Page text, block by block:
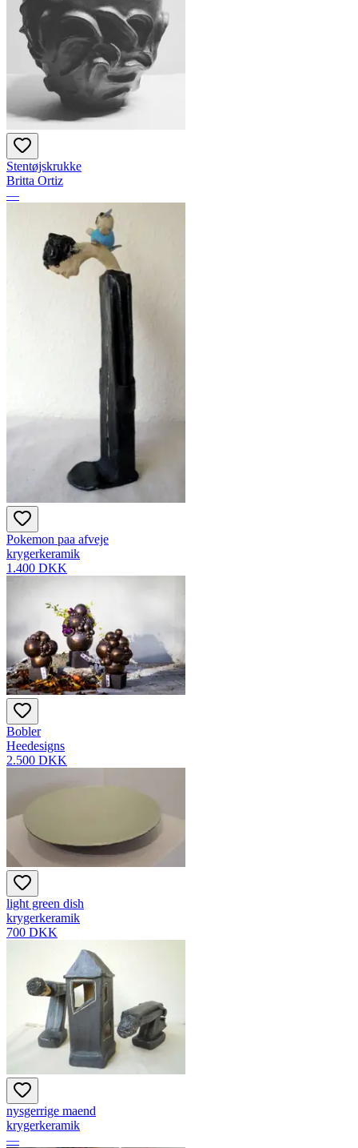
Stentøjskrukke
Britta Ortiz
—
Pokemon paa afveje
krygerkeramik
1.400 DKK
Bobler
Heedesigns
2.500 DKK
light green dish
krygerkeramik
700 DKK
nysgerrige maend
krygerkeramik
—